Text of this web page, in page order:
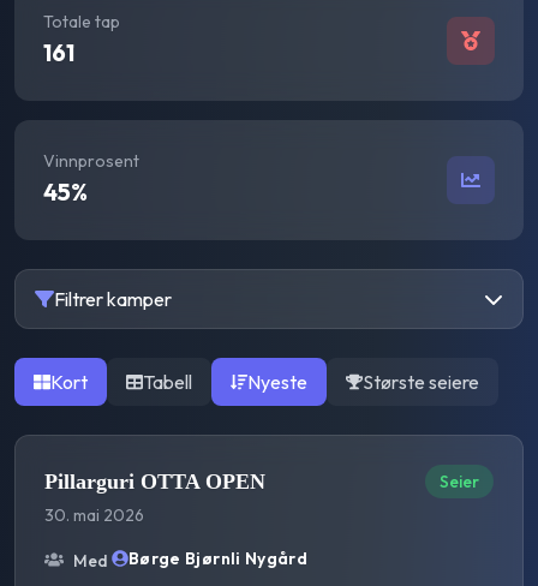
Totale tap
161
Vinnprosent
45%
Filtrer kamper
Kort Tabell Nyeste Største seiere
Pillarguri OTTA OPEN
30. mai 2026
Seier
Med
Børge Bjørnli Nygård